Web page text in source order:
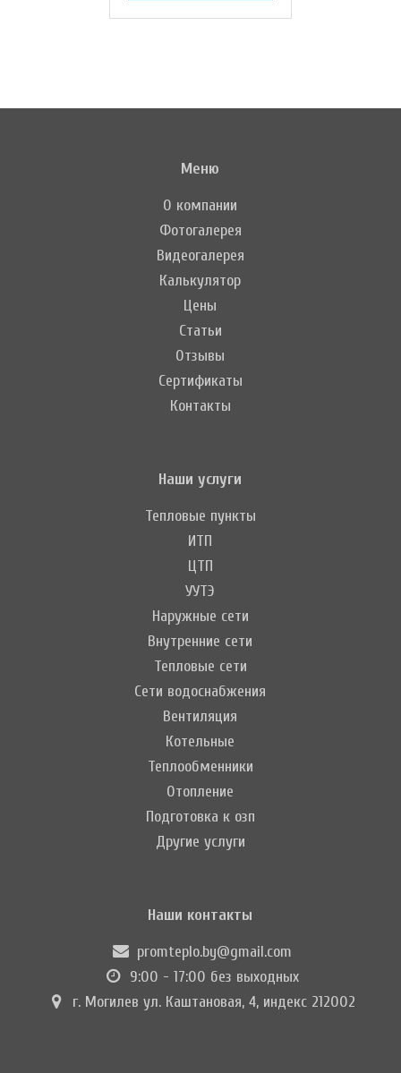
Меню
О компании
Фотогалерея
Видеогалерея
Калькулятор
Цены
Статьи
Отзывы
Сертификаты
Контакты
Наши услуги
Тепловые пункты
ИТП
ЦТП
УУТЭ
Наружные сети
Внутренние сети
Тепловые сети
Сети водоснабжения
Вентиляция
Котельные
Теплообменники
Отопление
Подготовка к озп
Другие услуги
Наши контакты
promteplo.by@gmail.com
9:00 - 17:00 без выходных
г. Могилев ул. Каштановая, 4, индекс 212002